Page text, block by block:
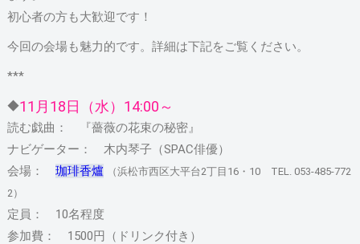
初心者の方も大歓迎です！
今回の会場も魅力的です。詳細は下記をご覧ください。
***
◆11月18日（水）14:00～
読む戯曲： 『薔薇の花束の秘密』
ナビゲーター： 木内琴子（SPAC俳優）
会場： 珈琲香爐
（浜松市西区大平台2丁目16・10 TEL. 053-485-772
2）
定員： 10名程度
参加費： 1500円（ドリンク付き）